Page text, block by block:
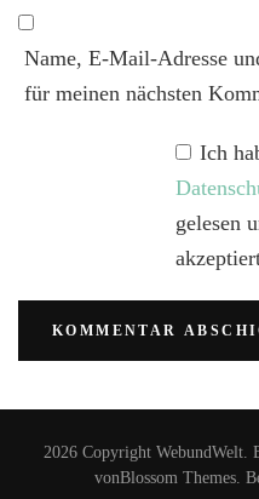
Name, E-Mail-Adresse
für meinen nächsten
Ich
gelesen
2026 Copyright WebundWelt
vonBlossom Themes .